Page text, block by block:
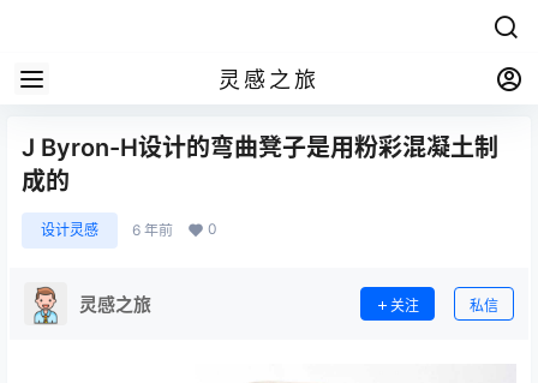
灵感之旅
J Byron-H设计的弯曲凳子是用粉彩混凝土制
成的
设计灵感 6 年前 0
灵感之旅 关注 私信